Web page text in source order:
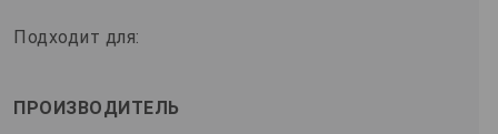
Подходит для:
ПРОИЗВОДИТЕЛЬ